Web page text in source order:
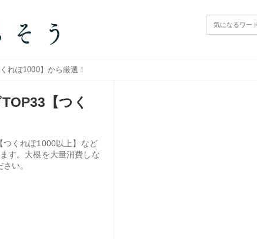
れぽ1000】から厳選！
【つく
つくれぽ1000以上】など
す。大根を大量消費しな
い。